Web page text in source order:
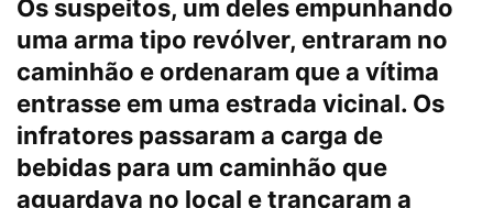
Os suspeitos, um deles empunhando
uma arma tipo revólver, entraram no
caminhão e ordenaram que a vítima
entrasse em uma estrada vicinal. Os
infratores passaram a carga de
bebidas para um caminhão que
aguardava no local e trancaram a